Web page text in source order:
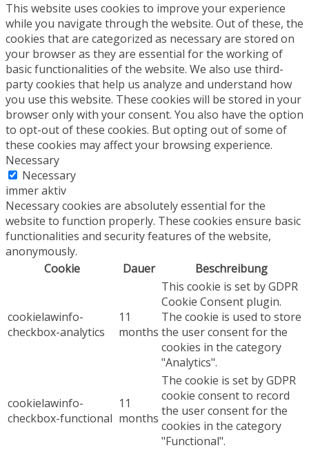
This website uses cookies to improve your experience
while you navigate through the website. Out of these, the
cookies that are categorized as necessary are stored on
your browser as they are essential for the working of
basic functionalities of the website. We also use third-
party cookies that help us analyze and understand how
you use this website. These cookies will be stored in your
browser only with your consent. You also have the option
to opt-out of these cookies. But opting out of some of
these cookies may affect your browsing experience.
Necessary
Necessary
immer aktiv
Necessary cookies are absolutely essential for the
website to function properly. These cookies ensure basic
functionalities and security features of the website,
anonymously.
Cookie
Dauer Beschreibung
cookielawinfo-
checkbox-analytics
11
months
This cookie is set by GDPR
Cookie Consent plugin.
The cookie is used to store
the user consent for the
cookies in the category
"Analytics".
cookielawinfo-
checkbox-functional
11
months
The cookie is set by GDPR
cookie consent to record
the user consent for the
cookies in the category
"Functional".